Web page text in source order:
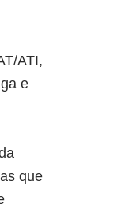
ATI,
e
que